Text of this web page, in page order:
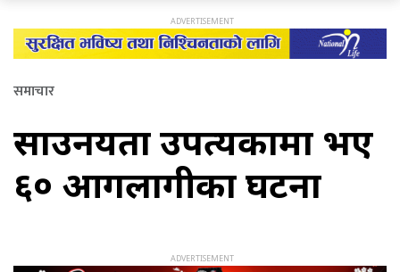
समाचार
साउनयता उपत्यकामा भए
६० आगलागीका घटना